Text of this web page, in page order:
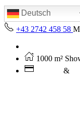
Deutsch
+43 2742 458 58
1000 m²
&